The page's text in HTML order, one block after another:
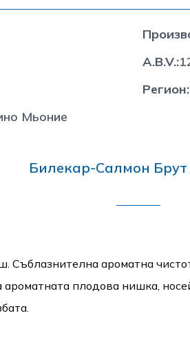
A.B.V.:
Регион:
Мьоние
Билекар-Салмон Брут
Съблазнителна ароматна
плодова нишка,